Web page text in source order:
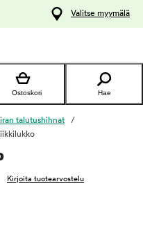
Valitse myymälä
Ostoskori Hae
talutushihnat
Kirjoita tuotearvostelu